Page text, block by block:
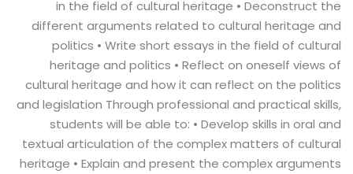
in the field of cultural heritage • Deconstruct the
different arguments related to cultural heritage and
politics • Write short essays in the field of cultural
heritage and politics • Reflect on oneself views of
cultural heritage and how it can reflect on the politics
and legislation Through professional and practical skills,
students will be able to: • Develop skills in oral and
textual articulation of the complex matters of cultural
heritage • Explain and present the complex arguments